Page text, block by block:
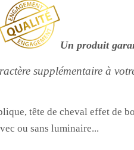
Un produit
supplémentaire à
tête de cheval effet de
ou sans luminaire...